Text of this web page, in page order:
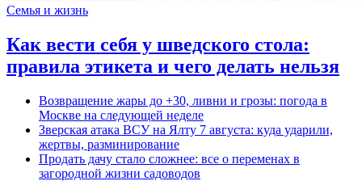
Семья и жизнь
Как вести себя у шведского стола:
правила этикета и чего делать нельзя
Возвращение жары до +30, ливни и грозы: погода в
Москве на следующей неделе
Зверская атака ВСУ на Ялту 7 августа: куда ударили,
жертвы, разминирование
Продать дачу стало сложнее: все о переменах в
загородной жизни садоводов